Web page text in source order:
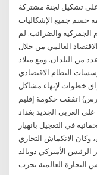
على تشكيل لجنة مشتركة
عاماً، تتولى مهمة حسم جميع الإشكاليات
الجمركية والضرائب. لم
العالمي من خلال
من البلدان. ومع ميلاد
اكتملت مؤسسات النظام الاقتصادي
خطوات لإنهاء مشاكل
اتفقت حكومة إقليم
العربي الجديد بغداد
في التعجيل بانهيار
وكان الانكماش التجاري
الرئيس الأميركي دونالد
العالمية بحرب